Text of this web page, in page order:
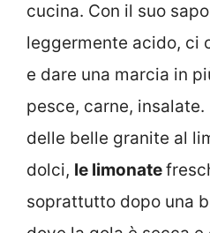
cucina. Con il suo
leggermente acido, ci
e dare una marcia in
pesce, carne, insalate.
delle belle granite al
dolci, le limonate
soprattutto dopo una